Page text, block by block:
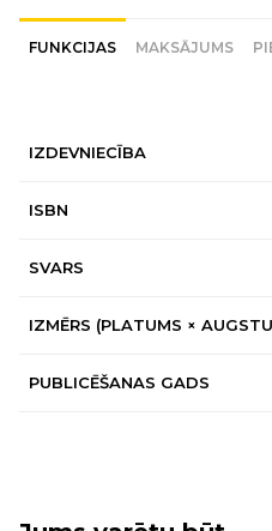
FUNKCIJAS MAKSĀJUMS
IZDEVNIECĪBA
ISBN
SVARS
IZMĒRS (PLATUMS ×
PUBLICĒŠANAS GADS